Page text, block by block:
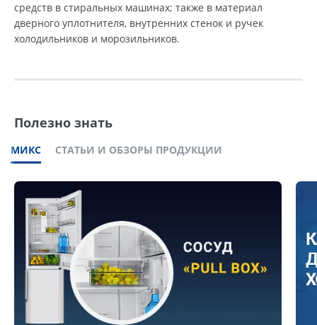
средств в стиральных машинах; также в материал
дверного уплотнителя, внутренних стенок и ручек
холодильников и морозильников.
Полезно знать
МИКС СТАТЬИ И ОБЗОРЫ ПРОДУКЦИИ